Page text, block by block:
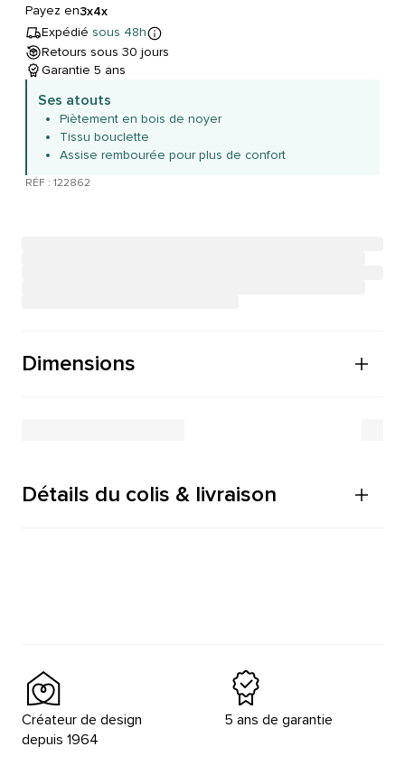
Payez en3x4x
Expédié sous 48h
Retours sous 30 jours
Garantie 5 ans
Ses atouts
Piètement en bois de noyer
Tissu bouclette
Assise rembourée pour plus de confort
RÉF : 122862
Dimensions
Détails du colis & livraison
Créateur de design
depuis 1964
5 ans de garantie